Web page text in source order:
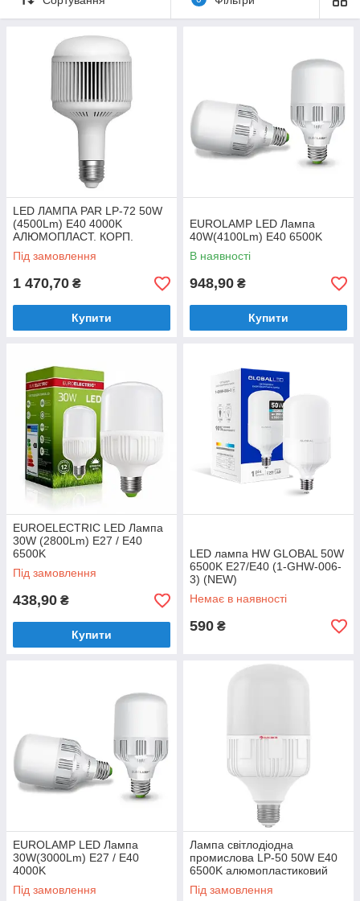
Можливість кріплення на гак і цоколь Е40 роблять світильники
серії BALL універсальними і зручними у використанні, а їх
оригінальний дизайн здатний здивувати навіть
найвибагливіших покупців.
LED ЛАМПА PAR LP-72 50W
(4500Lm) E40 4000K
АЛЮМОПЛАСТ. КОРП.
Під замовлення
1 470,70 ₴
Купити
EUROLAMP LED Лампа
40W(4100Lm) E40 6500K
В наявності
948,90 ₴
Купити
EUROELECTRIC LED Лампа
30W (2800Lm) E27 / E40
6500K
Під замовлення
438,90 ₴
Купити
LED лампа HW GLOBAL 50W
6500K E27/E40 (1-GHW-006-
3) (NEW)
Немає в наявності
590 ₴
EUROLAMP LED Лампа
30W(3000Lm) E27 / E40
4000K
Під замовлення
Лампа світлодіодна
промислова LP-50 50W E40
6500K алюмопластиковий
корп. A-LP-1085
Під замовлення